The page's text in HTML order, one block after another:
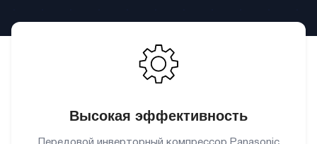
Высокая эффективность